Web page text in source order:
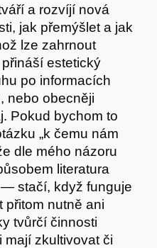
a rozvíjí nová
jak přemýšlet a jak
lze zahrnout
estetický
po informacích
nebo obecněji
Pokud bychom to
„k čemu nám
dle mého názoru
literatura
stačí, když funguje
přitom nutně ani
tvůrčí činnosti
mají zkultivovat či